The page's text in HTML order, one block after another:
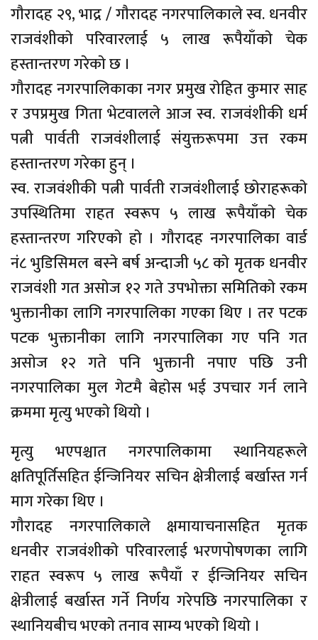
गाैरादह २९, भाद्र / गाैरादह नगरपालिकाले स्व. धनवीर
राजवंशीकाे परिवारलाई ५ लाख रूपैयाँकाे चेक
हस्तान्तरण गरेकाे छ ।
गाैरादह नगरपालिकाका नगर प्रमुख राेहित कुमार साह
र उपप्रमुख गिता भेटवालले आज स्व. राजवंशीकी धर्म
पत्नी पार्वती राजवंशीलाई संयुक्तरूपमा उत्त रकम
हस्तान्तरण गरेका हुन् ।
स्व. राजवंशीकी पत्नी पार्वती राजवंशीलाई छाेराहरूकाे
उपस्थितिमा राहत स्वरूप ५ लाख रूपैयाँकाे चेक
हस्तान्तरण गरिएकाे हाे । गाैरादह नगरपालिका वार्ड
नं८ भुडिसिमल बस्ने बर्ष अन्दाजी ५८ काे मृतक धनवीर
राजवंशी गत असाेज १२ गते उपभोक्ता समितिकाे रकम
भुक्तानीका लागि नगरपालिका गएका थिए । तर पटक
पटक भुक्तानीका लागि नगरपालिका गए पनि गत
असाेज १२ गते पनि भुक्तानी नपाए पछि उनी
नगरपालिका मुल गेटमै बेहाेस भई उपचार गर्न लाने
क्रममा मृत्यु भएकाे थियाे ।
मृत्यु भएपश्चात नगरपालिकामा स्थानियहरूले
क्षतिपूर्तिसहित ईन्जिनियर सचिन क्षेत्रीलाई बर्खास्त गर्न
माग गरेका थिए ।
गाैरादह नगरपालिकाले क्षमायाचनासहित मृतक
धनवीर राजवंशीकाे परिवारलाई भरणपोषणका लागि
राहत स्वरूप ५ लाख रूपैयाँ र ईन्जिनियर सचिन
क्षेत्रीलाई बर्खास्त गर्ने निर्णय गरेपछि नगरपालिका र
स्थानियबीच भएकाे तनाव साम्य भएकाे थियाे ।